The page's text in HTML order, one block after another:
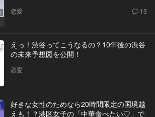
恋愛 13
えっ！渋谷ってこうなるの？10年後の渋谷
の未来予想図を公開！
恋愛
好きな女性のためなら20時間限定の国境越
えも！？港区女子の「中華食べたい♡」で